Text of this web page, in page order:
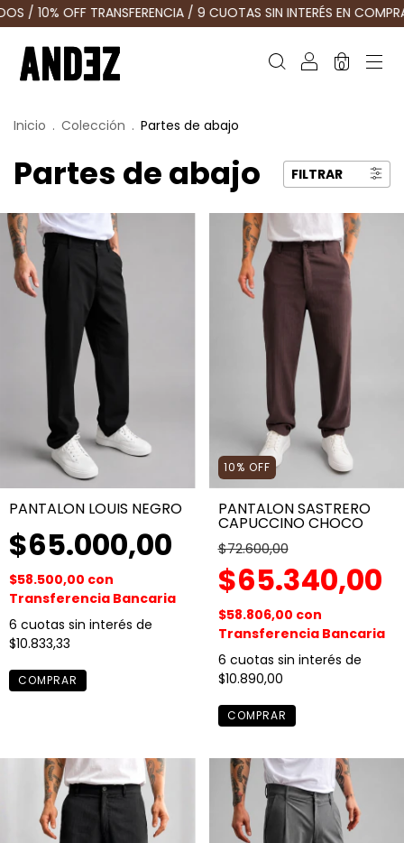
/ 9 CUOTAS SIN INTERÉS EN COMPRAS MAYORES A
0
Inicio . Colección . Partes de abajo
Partes de abajo FILTRAR
PANTALON LOUIS NEGRO
$65.000,00
$58.500,00 con
Transferencia Bancaria
6 cuotas sin interés de
$10.833,33
COMPRAR
10% OFF
PANTALON SASTRERO
CAPUCCINO CHOCO
$72.600,00
$65.340,00
$58.806,00 con
Transferencia Bancaria
6 cuotas sin interés de
$10.890,00
COMPRAR